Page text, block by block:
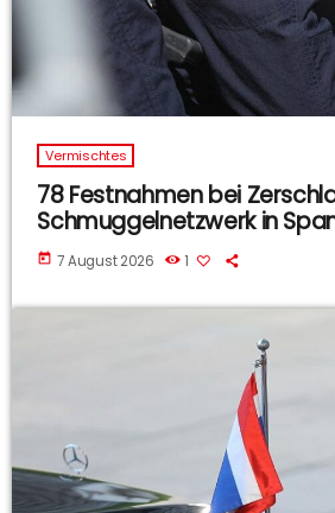
Vermischtes
78 Festnahmen bei
Schmuggelnetzwerk in
today 7 August 2026 1